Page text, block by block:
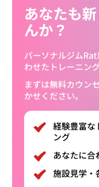
あなたも
んか？
パーソナルジム
わせたトレーニン
まずは無料カウン
かせください。
経験豊富な
ング
あなたに合
施設見学・